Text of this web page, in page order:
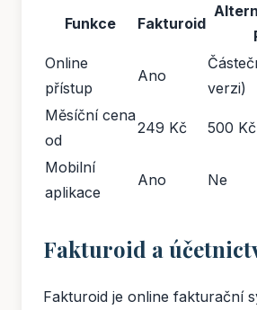
Funkce Fakturoid
Online
přístup
Ano
verzi)
Měsíční cena
od
249 Kč 500 Kč
Mobilní
aplikace
Ano Ne
Fakturoid a
Fakturoid je online fakturační